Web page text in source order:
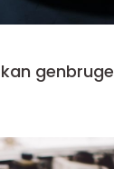
genbruge